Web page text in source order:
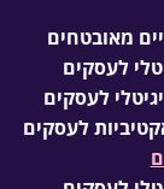
מאובטחים
לעסקים
לעסקים